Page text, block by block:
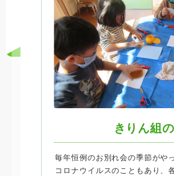
きりん組
毎年恒例のお別れ会の季節がや
コロナウイルスのこともあり、